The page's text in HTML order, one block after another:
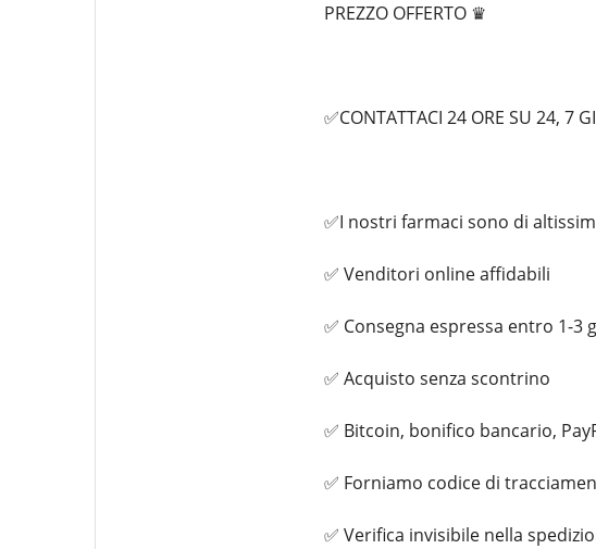
PREZZO OFFERTO ♛
✅CONTATTACI 24 ORE SU 24, 7
✅I nostri farmaci sono di
✅ Venditori online affidabili
✅ Consegna espressa entro 1-3
✅ Acquisto senza scontrino
✅ Bitcoin, bonifico bancario,
✅ Forniamo codice di
✅ Verifica invisibile nella